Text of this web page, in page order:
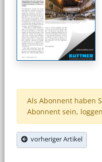
Als Abonnent haben
Abonnent sein,
vorheriger Artikel